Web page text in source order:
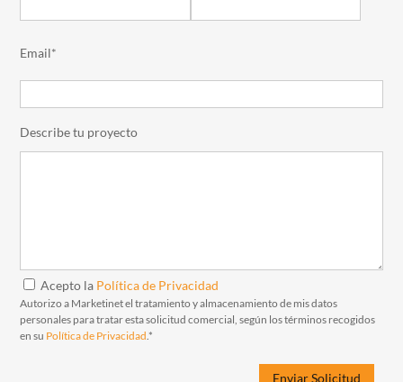
Email*
Describe tu proyecto
Acepto la Política de Privacidad
Autorizo a Marketinet el tratamiento y almacenamiento de mis datos
personales para tratar esta solicitud comercial, según los términos recogidos
en su Política de Privacidad .*